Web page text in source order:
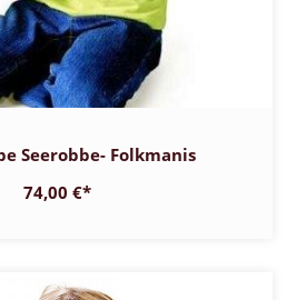
Seerobbe- Folkmanis
74,00 €*